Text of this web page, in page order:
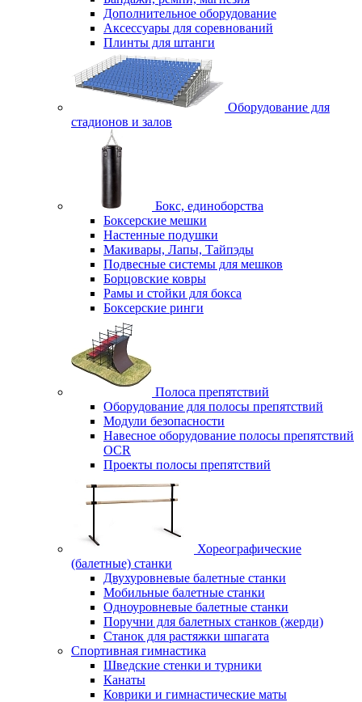
Дополнительное оборудование
Аксессуары для соревнований
Плинты для штанги
Оборудование для
стадионов и залов
Бокс, единоборства
Боксерские мешки
Настенные подушки
Макивары, Лапы, Тайпэды
Подвесные системы для мешков
Борцовские ковры
Рамы и стойки для бокса
Боксерские ринги
Полоса препятствий
Оборудование для полосы препятствий
Модули безопасности
Навесное оборудование полосы препятствий
OCR
Проекты полосы препятствий
Хореографические
(балетные) станки
Двухуровневые балетные станки
Мобильные балетные станки
Одноуровневые балетные станки
Поручни для балетных станков (жерди)
Станок для растяжки шпагата
Спортивная гимнастика
Шведские стенки и турники
Канаты
Коврики и гимнастические маты